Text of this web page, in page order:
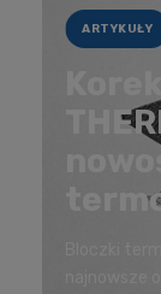
ARTYKUŁY
Bloczki
najnowsze